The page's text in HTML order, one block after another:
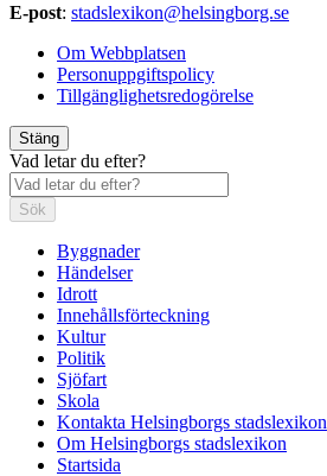
E-post: stadslexikon@helsingborg.se
Om Webbplatsen
Personuppgiftspolicy
Tillgänglighetsredogörelse
Stäng
Vad letar du efter?
Sök
Byggnader
Händelser
Idrott
Innehållsförteckning
Kultur
Politik
Sjöfart
Skola
Kontakta Helsingborgs stadslexikon
Om Helsingborgs stadslexikon
Startsida